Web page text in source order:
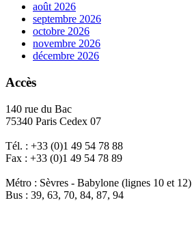
août 2026
septembre 2026
octobre 2026
novembre 2026
décembre 2026
Accès
140 rue du Bac
75340 Paris Cedex 07
Tél. : +33 (0)1 49 54 78 88
Fax : +33 (0)1 49 54 78 89
Métro : Sèvres - Babylone (lignes 10 et 12)
Bus : 39, 63, 70, 84, 87, 94